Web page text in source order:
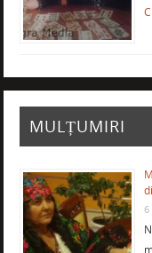
MULȚUMIRI
6